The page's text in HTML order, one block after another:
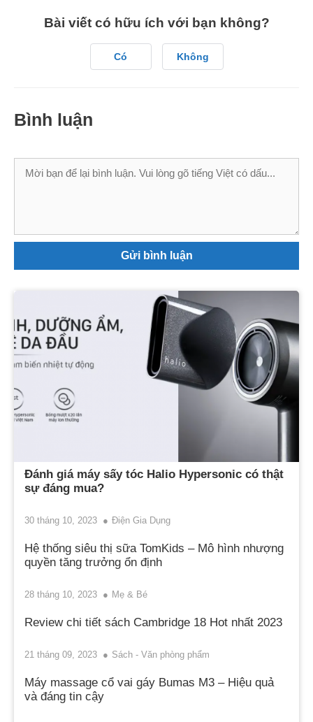
Bài viết có hữu ích với bạn không?
Có Không
Bình luận
Bình
Đánh giá máy sấy tóc Halio Hypersonic có thật
sự đáng mua?
30 tháng 10, 2023 Điện Gia Dụng
Hệ thống siêu thị sữa TomKids – Mô hình nhượng
quyền tăng trưởng ổn định
28 tháng 10, 2023 Mẹ & Bé
Review chi tiết sách Cambridge 18 Hot nhất 2023
21 tháng 09, 2023 Sách - Văn phòng phẩm
Máy massage cổ vai gáy Bumas M3 – Hiệu quả
và đáng tin cậy